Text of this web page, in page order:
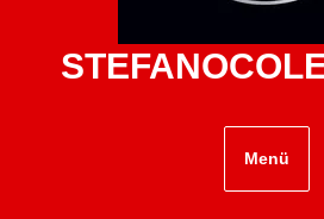
Menü